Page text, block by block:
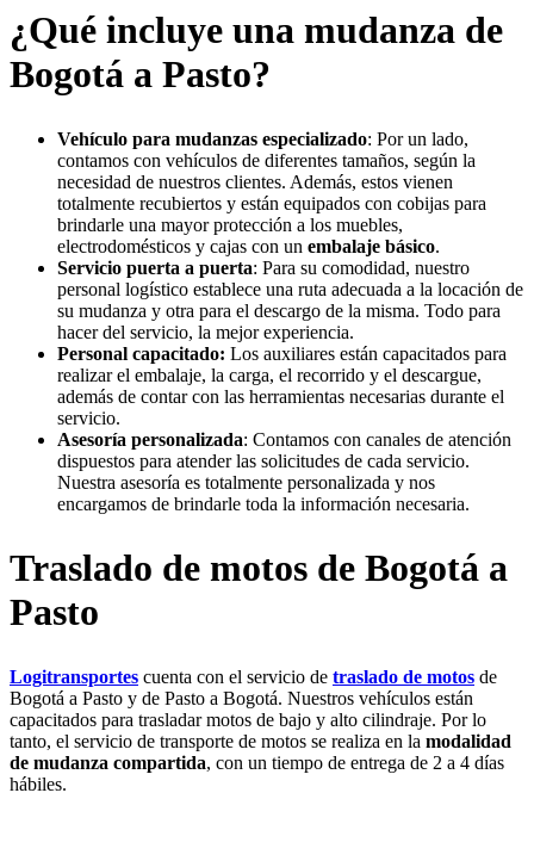
¿Qué incluye una mudanza de
Bogotá a Pasto?
Vehículo para mudanzas especializado: Por un lado,
contamos con vehículos de diferentes tamaños, según la
necesidad de nuestros clientes. Además, estos vienen
totalmente recubiertos y están equipados con cobijas para
brindarle una mayor protección a los muebles,
electrodomésticos y cajas con un embalaje básico.
Servicio puerta a puerta: Para su comodidad, nuestro
personal logístico establece una ruta adecuada a la locación de
su mudanza y otra para el descargo de la misma. Todo para
hacer del servicio, la mejor experiencia.
Personal capacitado: Los auxiliares están capacitados para
realizar el embalaje, la carga, el recorrido y el descargue,
además de contar con las herramientas necesarias durante el
servicio.
Asesoría personalizada: Contamos con canales de atención
dispuestos para atender las solicitudes de cada servicio.
Nuestra asesoría es totalmente personalizada y nos
encargamos de brindarle toda la información necesaria.
Traslado de motos de Bogotá a
Pasto
Logitransportes cuenta con el servicio de traslado de motos de
Bogotá a Pasto y de Pasto a Bogotá. Nuestros vehículos están
capacitados para trasladar motos de bajo y alto cilindraje. Por lo
tanto, el servicio de transporte de motos se realiza en la modalidad
de mudanza compartida, con un tiempo de entrega de 2 a 4 días
hábiles.